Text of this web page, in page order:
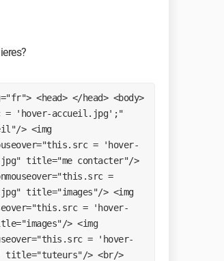
<head> </head> <body>
= 'hover-accueil.jpg';"
> <img
= 'hover-
title="me contacter"/>
=
title="images"/> <img
= 'hover-
> <img
= 'hover-
title="tuteurs"/> <br/>